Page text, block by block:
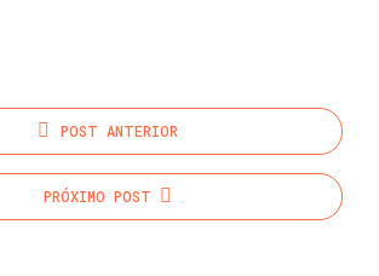
POST ANTERIOR
PRÓXIMO POST